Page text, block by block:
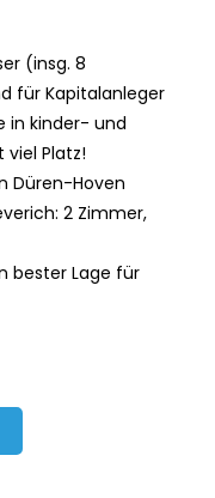
(insg. 8
für Kapitalanleger
in kinder- und
Platz!
Düren-Hoven
2 Zimmer,
bester Lage für